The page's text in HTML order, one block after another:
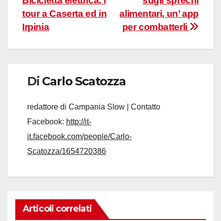
alimentari, un’ app
per combatterli
tour a Caserta ed in
Irpinia
Di Carlo Scatozza
redattore di Campania Slow | Contatto
Facebook: http://it-
it.facebook.com/people/Carlo-
Scatozza/1654720386
Articoli correlati